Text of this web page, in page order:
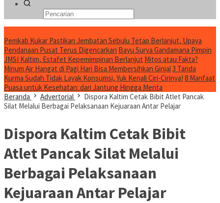
Pemkab Kukar Pastikan Jembatan Sebulu Tetap Berlanjut, Upaya
Pendanaan Pusat Terus Digencarkan Bayu Surya Gandamana Pimpin
JMSI Kaltim, Estafet Kepemimpinan Berlanjut Mitos atau Fakta?
Minum Air Hangat di Pagi Hari Bisa Membersihkan Ginjal3 Tanda
Kurma Sudah Tidak Layak Konsumsi, Yuk Kenali Ciri-Cirinya! 8 Manfaat
Puasa untuk Kesehatan: dari Jantung Hingga Menta
Beranda
Advertorial
Dispora Kaltim Cetak Bibit Atlet Pancak
Silat Melalui Berbagai Pelaksanaan Kejuaraan Antar Pelajar
Dispora Kaltim Cetak Bibit
Atlet Pancak Silat Melalui
Berbagai Pelaksanaan
Kejuaraan Antar Pelajar